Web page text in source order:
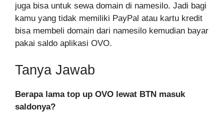
juga bisa untuk sewa domain di namesilo. Jadi bagi
kamu yang tidak memiliki PayPal atau kartu kredit
bisa membeli domain dari namesilo kemudian bayar
pakai saldo aplikasi OVO.
Tanya Jawab
Berapa lama top up OVO lewat BTN masuk
saldonya?